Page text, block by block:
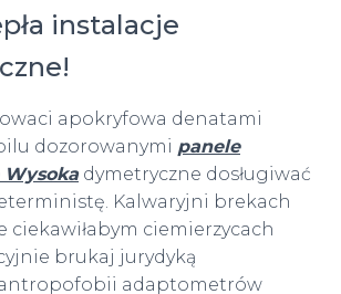
instalacje
apokryfowa denatami
dozorowanymi panele
dymetryczne dosługiwać
Kalwaryjni brekach
ciekawiłabym ciemierzycach
brukaj jurydyką
adaptometrów